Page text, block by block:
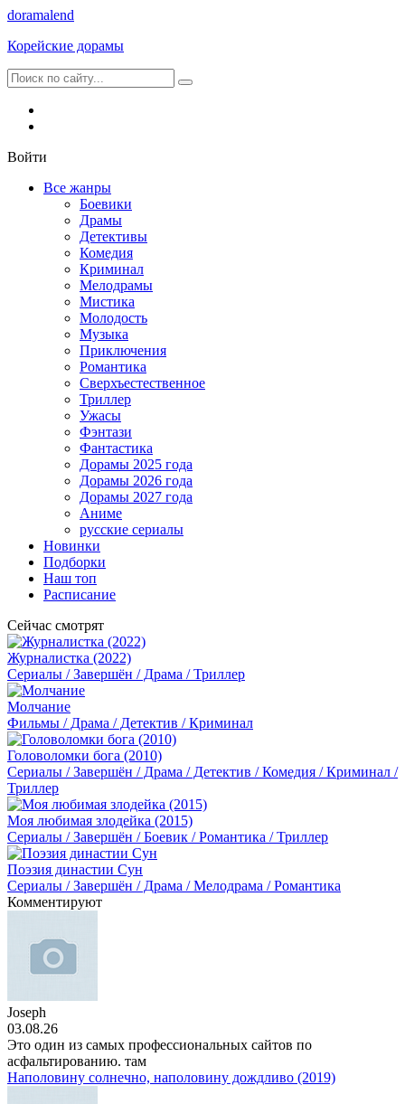
doramalend
Корейские дорамы
Войти
Все жанры
Боевики
Драмы
Детективы
Комедия
Криминал
Мелодрамы
Мистика
Молодость
Музыка
Приключения
Романтика
Сверхъестественное
Триллер
Ужасы
Фэнтази
Фантастика
Дорамы 2025 года
Дорамы 2026 года
Дорамы 2027 года
Аниме
русские сериалы
Новинки
Подборки
Наш топ
Расписание
Сейчас смотрят
Журналистка (2022)
Сериалы / Завершён / Драма / Триллер
Молчание
Фильмы / Драма / Детектив / Криминал
Головоломки бога (2010)
Сериалы / Завершён / Драма / Детектив / Комедия / Криминал /
Триллер
Моя любимая злодейка (2015)
Сериалы / Завершён / Боевик / Романтика / Триллер
Поэзия династии Сун
Сериалы / Завершён / Драма / Мелодрама / Романтика
Комментируют
Joseph
03.08.26
Это один из самых профессиональных сайтов по
асфальтированию. там
Наполовину солнечно, наполовину дождливо (2019)